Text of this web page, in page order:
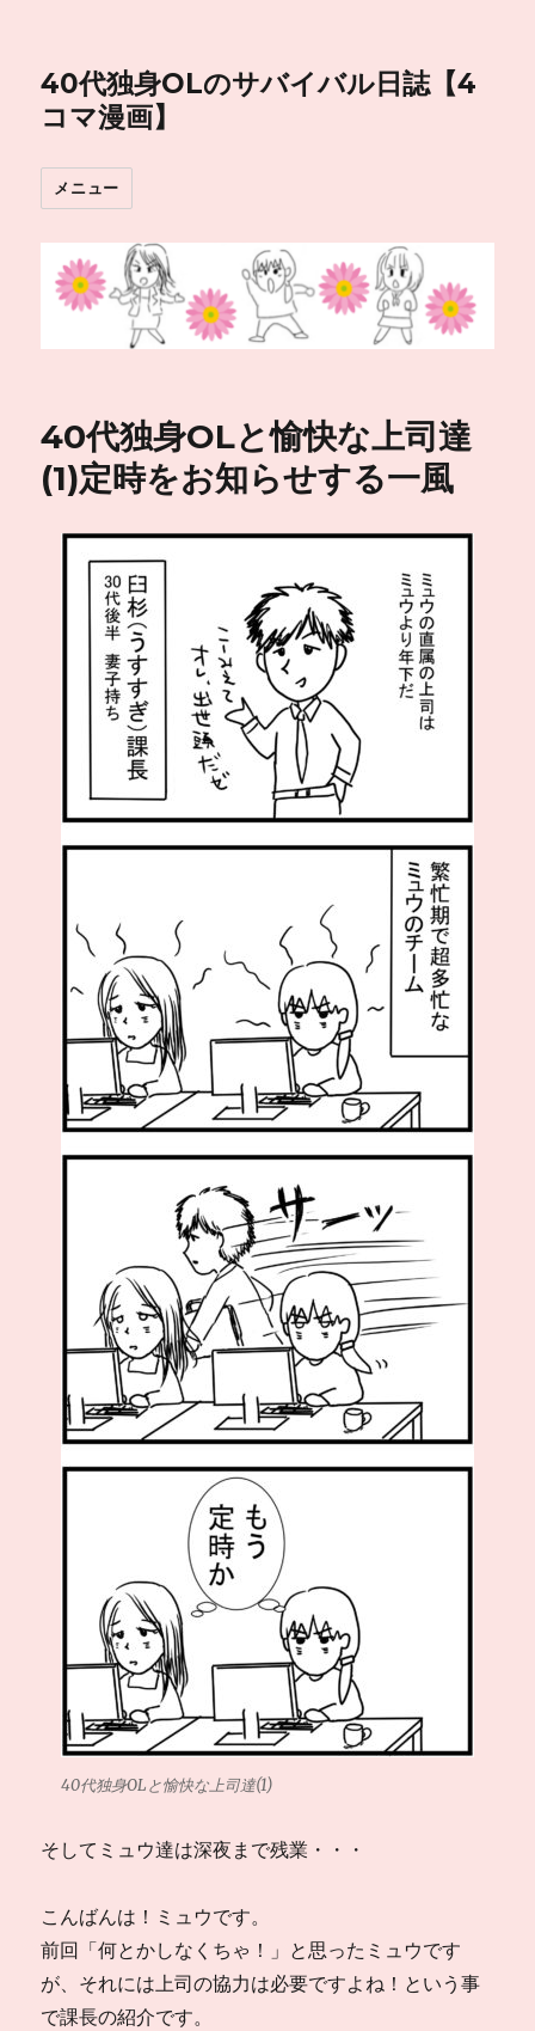
40代独身OLのサバイバル日誌【4
コマ漫画】
メニュー
40代独身OLと愉快な上司達
(1)定時をお知らせする一風
40代独身OLと愉快な上司達(1)
そしてミュウ達は深夜まで残業・・・
こんばんは！ミュウです。
前回「何とかしなくちゃ！」と思ったミュウです
が、それには上司の協力は必要ですよね！という事
で課長の紹介です。